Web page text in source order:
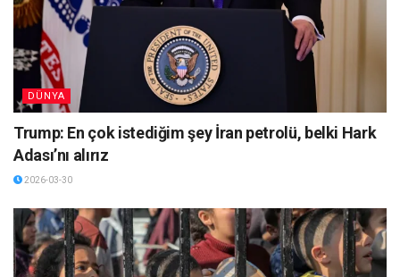
DÜNYA
Trump: En çok istediğim şey İran petrolü, belki Hark
Adası’nı alırız
2026-03-30